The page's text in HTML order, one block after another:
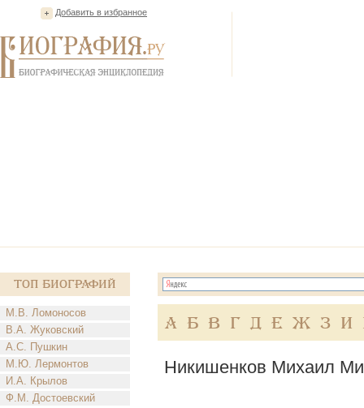
Добавить в избранное
Топ Биографий
М.В. Ломоносов
В.А. Жуковский
А.С. Пушкин
М.Ю. Лермонтов
И.А. Крылов
Ф.М. Достоевский
А Б В Г Д Е Ж З И
Никишенков Михаил